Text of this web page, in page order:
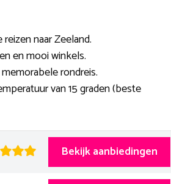
naar Zeeland.
en mooi winkels.
rondreis.
van 15 graden (beste
Bekijk aanbiedingen